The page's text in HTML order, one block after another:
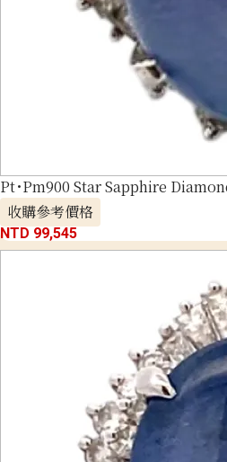
Pt･Pm900 Star Sapphire
收購參考價格
NTD 99,545